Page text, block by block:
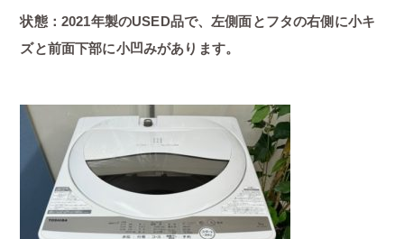
状態：2021年製のUSED品で、左側面とフタの右側に小キ
ズと前面下部に小凹みがあります。